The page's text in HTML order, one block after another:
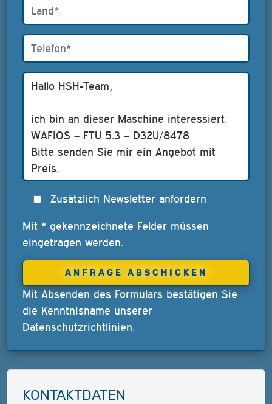
Zusätzlich Newsletter anfordern
Mit * gekennzeichnete Felder müssen
eingetragen werden.
Mit Absenden des Formulars bestätigen Sie
die Kenntnisname unserer
Datenschutzrichtlinien.
KONTAKTDATEN